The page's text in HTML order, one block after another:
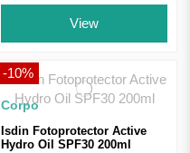
View
-10%
Corpo
Isdin Fotoprotector Active
Hydro Oil SPF30 200ml